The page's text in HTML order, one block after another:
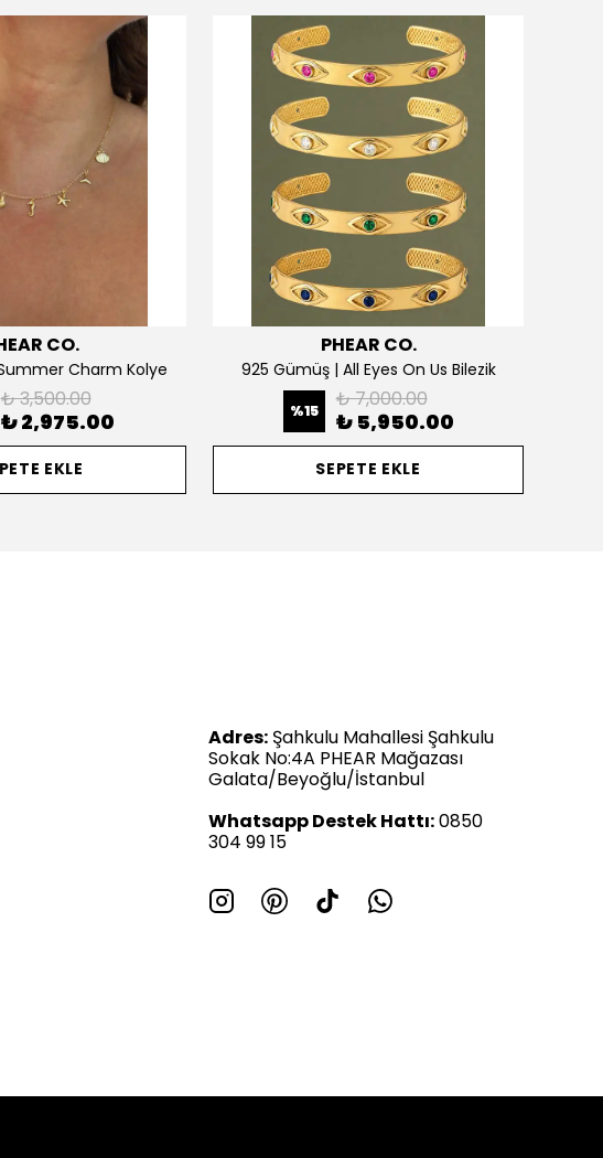
CO.
Charm Kolye
₺ 3,500.00
₺ 2,975.00
EKLE
PHEAR CO.
925 Gümüş | All Eyes On Us Bilezik
%15 ₺ 7,000.00
₺ 5,950.00
SEPETE EKLE
Adres: Şahkulu Mahallesi Şahkulu
Sokak No:4A PHEAR Mağazası
Galata/Beyoğlu/İstanbul
Whatsapp Destek Hattı:0850
304 99 15